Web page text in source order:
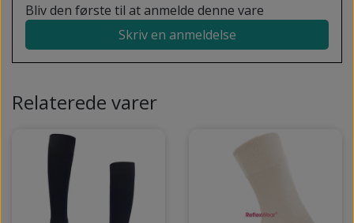
Bliv den første til at anmelde denne vare
Skriv en anmeldelse
Relaterede varer